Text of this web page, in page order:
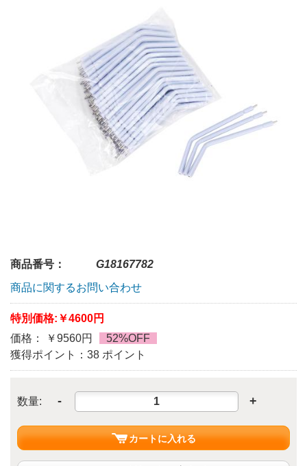
商品番号：
G18167782
商品に関するお問い合わせ
特別価格: ￥4600円
価格： ￥9560円
52%OFF
獲得ポイント：38 ポイント
数量: - +
カートに入れる